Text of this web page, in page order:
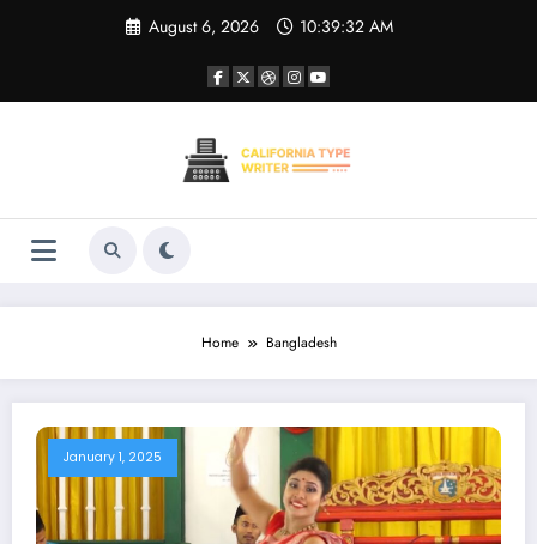
August 6, 2026 10:39:32 AM
Home Bangladesh
January 1, 2025